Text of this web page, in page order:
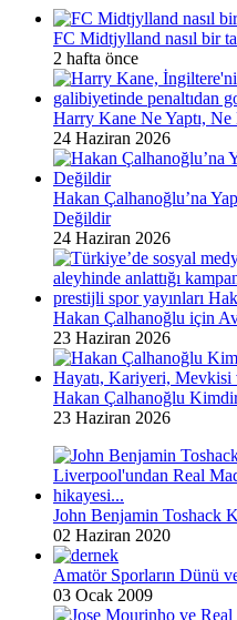
FC Midtjylland nasıl bir
2 hafta önce
Harry Kane Ne Yaptı, Ne
24 Haziran 2026
Hakan Çalhanoğlu’na
Değildir
24 Haziran 2026
Hakan Çalhanoğlu için
23 Haziran 2026
Hakan Çalhanoğlu
23 Haziran 2026
John Benjamin Toshack
02 Haziran 2020
Amatör Sporların Dünü
03 Ocak 2009